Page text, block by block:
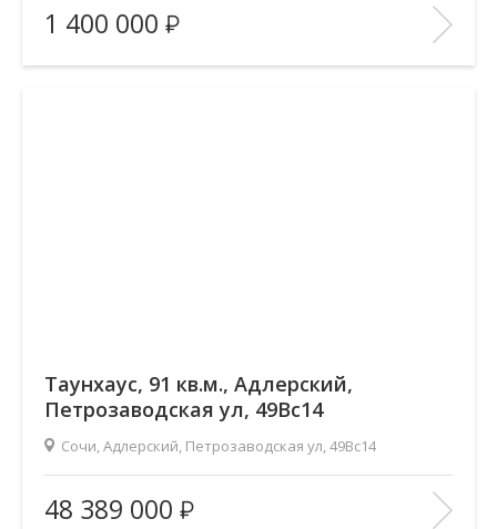
Количество комнат:
—
Этаж:
—/—
1 400 000
Таунхаус, 91 кв.м., Адлерский,
Петрозаводская ул, 49Вс14
Сочи, Адлерский, Петрозаводская ул, 49Вс14
Площадь(общ. /жил. /кухня), м2:
91.3/42/33
Количество комнат:
—
48 389 000